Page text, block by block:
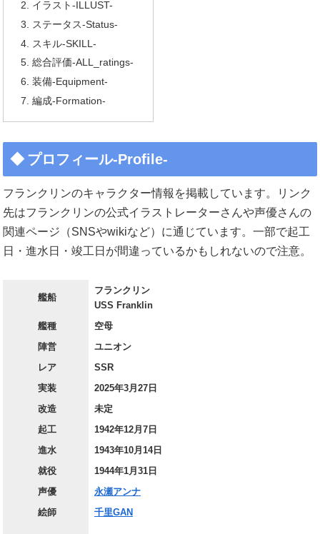
イラスト-ILLUST-
ステータス-Status-
スキル-SKILL-
総合評価-ALL_ratings-
装備-Equipment-
編成-Formation-
プロフィール-Profile-
フランクリンのキャラクター情報を掲載しています。リンク
先はフランクリンの公式イラストレーターさんや声優さんの
関連ページ（SNSやwikiなど）に通じています。一部で起工
日・進水日・竣工日が間違っているかもしれないので注意。
艦船
フランクリン
USS Franklin
艦種
空母
陣営
ユニオン
レア
SSR
実装
2025年3月27日
改造
未定
起工
1942年12月7日
進水
1943年10月14日
就役
1944年1月31日
声優
永瀬アンナ
絵師
千里GAN